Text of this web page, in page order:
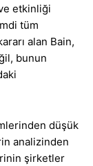
etkinliği
tüm
alan Bain,
bunun
düşük
analizinden
şirketler